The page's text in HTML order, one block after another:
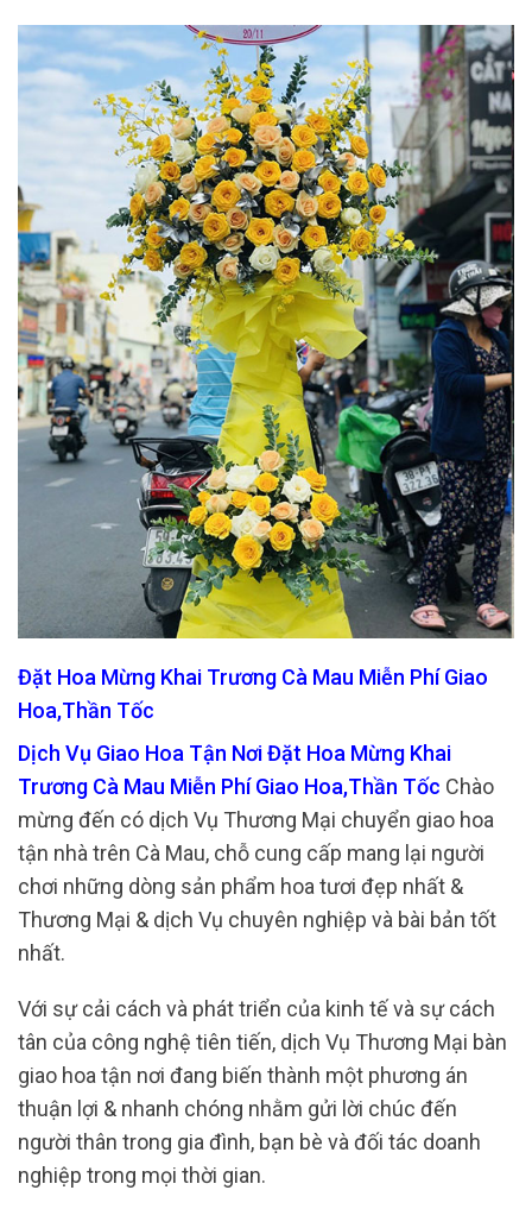
Đặt Hoa Mừng Khai Trương Cà Mau Miễn Phí Giao
Hoa,Thần Tốc
Dịch Vụ Giao Hoa Tận Nơi Đặt Hoa Mừng Khai
Trương Cà Mau Miễn Phí Giao Hoa,Thần Tốc Chào
mừng đến có dịch Vụ Thương Mại chuyển giao hoa
tận nhà trên Cà Mau, chỗ cung cấp mang lại người
chơi những dòng sản phẩm hoa tươi đẹp nhất &
Thương Mại & dịch Vụ chuyên nghiệp và bài bản tốt
nhất.
Với sự cải cách và phát triển của kinh tế và sự cách
tân của công nghệ tiên tiến, dịch Vụ Thương Mại bàn
giao hoa tận nơi đang biến thành một phương án
thuận lợi & nhanh chóng nhằm gửi lời chúc đến
người thân trong gia đình, bạn bè và đối tác doanh
nghiệp trong mọi thời gian.